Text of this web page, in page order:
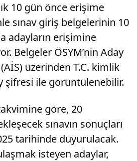
10 gün önce erişime
sınav giriş belgelerinin 10
adayların erişimine
Belgeler ÖSYM’nin Aday
üzerinden T.C. kimlik
şifresi ile görüntülenebilir.
göre, 20
sınavın sonuçları
tarihinde duyurulacak.
isteyen adaylar,